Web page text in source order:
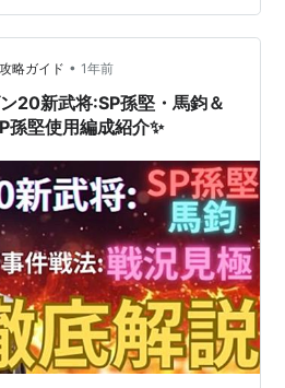
でしか解説してない編成の
見れないコンテンツがあるので
ャンネル登録をして動画…
略ガイド • 1年前
20新武将:SP孫堅・馬鈞＆
孫堅使用編成紹介✨